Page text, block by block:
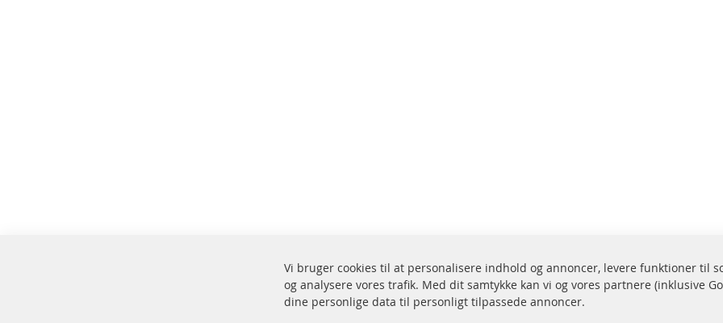
Forsendelse inden for 24 timer
Varer på lager
Alle dele er
Vi bruger cookies til at personalisere indhold og annoncer, levere funktioner til
og analysere vores trafik. Med dit samtykke kan vi og vores partnere (inklusive
dine personlige data til personligt tilpassede annoncer.